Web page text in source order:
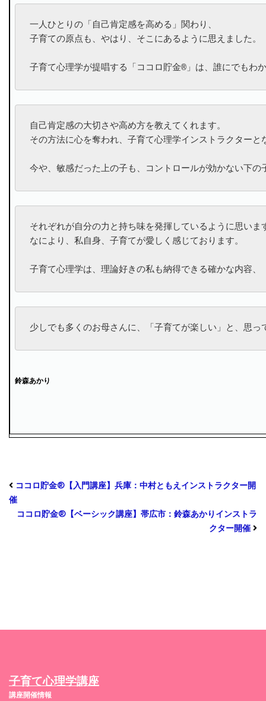
一人ひとりの「自己肯定感を高める」関わり、
子育ての原点も、やはり、そこにあるように思えました。
子育て心理学が提唱する「ココロ貯金®」は、誰にでもわ
自己肯定感の大切さや高め方を教えてくれます。
その方法に心を奪われ、子育て心理学インストラクターと
今や、敏感だった上の子も、コントロールが効かない下の
それぞれが自分の力と持ち味を発揮しているように思いま
なにより、私自身、子育てが愛しく感じております。
子育て心理学は、理論好きの私も納得できる確かな内容、
少しでも多くのお母さんに、「子育てが楽しい」と、思
鈴森あかり
ココロ貯金®︎【入門講座】兵庫：中村ともえインストラクター開
催
ココロ貯金®︎【ベーシック講座】帯広市：鈴森あかりインストラ
クター開催
子育て心理学講座
講座開催情報